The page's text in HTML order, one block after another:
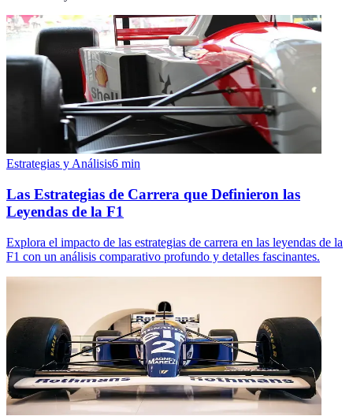
Estrategias y Análisis6 min
Las Estrategias de Carrera que Definieron las
Leyendas de la F1
Explora el impacto de las estrategias de carrera en las leyendas de la
F1 con un análisis comparativo profundo y detalles fascinantes.